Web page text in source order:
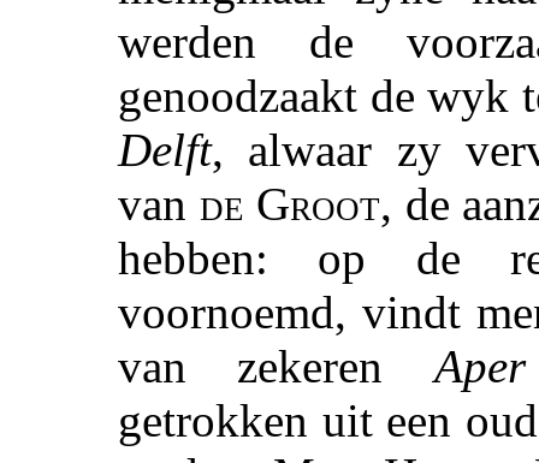
werden de
genoodzaakt de wyk
Delft, alwaar zy
van de Groot, de
hebben: op de
voornoemd, vindt
van zekeren
getrokken uit een